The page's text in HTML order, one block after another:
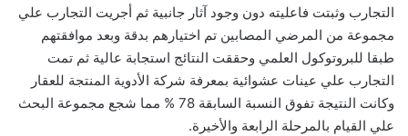
التجارب وثبتت فاعليته دون وجود آثار جانبية ثم أجريت التجارب علي
مجموعة من المرضي المصابين تم اختيارهم بدقة وبعد موافقتهم
طبقا للبروتوكول العلمي وحققت النتائج استجابة عالية ثم تمت
التجارب علي عينات عشوائية بمعرفة شركة الأدوية المنتجة للعقار
وكانت النتيجة تفوق النسبة السابقة 78 % مما شجع مجموعة البحث
علي القيام بالمرحلة الرابعة والأخيرة.